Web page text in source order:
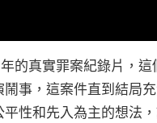
的真實罪案紀錄片，這
事，這案件直到結局
性和先入為主的想法